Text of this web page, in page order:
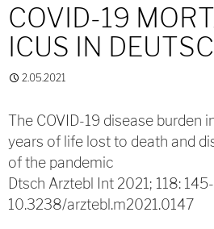
COVID-19
ICUS IN
2.05.2021
The COVID-19 disease burden
years of life lost to death and
of the pandemic
Dtsch Arztebl Int 2021; 118:
10.3238/arztebl.m2021.0147